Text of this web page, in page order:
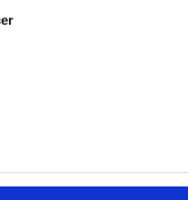
styrke serviceringen af
hydraulikslanger.